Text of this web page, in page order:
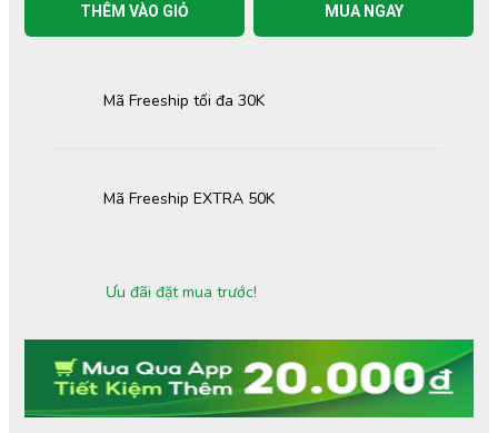
MUA NGAY
THÊM VÀO GIỎ
Mã Freeship EXTRA 50K
Mã Freeship tối đa 30K
Ưu đãi đặt mua trước!